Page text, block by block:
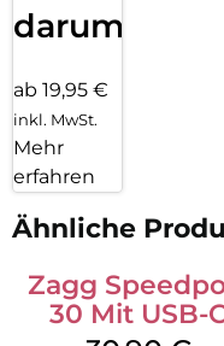
darum!
ab 19,95 €
inkl. MwSt.
Mehr
erfahren
Ähnliche
Zagg
30 Mit USB-